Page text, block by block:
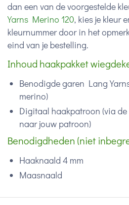
dan een van de voorgestelde
Yarns Merino 120, kies je kleur
kleurnummer door in het
eind van je bestelling.
Inhoud haakpakket
Benodigde garen Lang
merino)
Digitaal haakpatroon (via
naar jouw patroon)
Benodigdheden (niet
Haaknaald 4 mm
Maasnaald